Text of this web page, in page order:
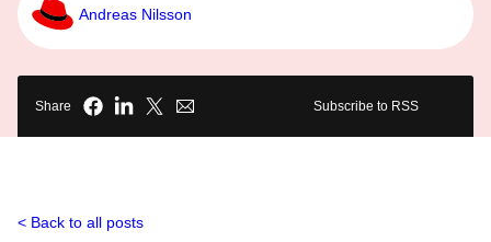
Andreas Nilsson
Share Subscribe to RSS
Back to all posts